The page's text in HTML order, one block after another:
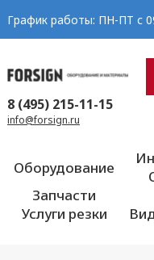
График работы: ПН-ПТ с
8 (495) 215-11-15
info@forsign.ru
Оборудование
Запчасти
Услуги резки